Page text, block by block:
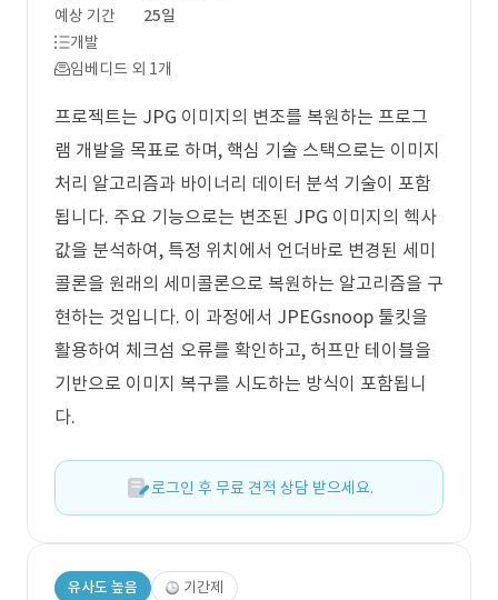
예상 기간
25일
개발
임베디드 외 1개
프로젝트는 JPG 이미지의 변조를 복원하는 프로그
램 개발을 목표로 하며, 핵심 기술 스택으로는 이미지
처리 알고리즘과 바이너리 데이터 분석 기술이 포함
됩니다. 주요 기능으로는 변조된 JPG 이미지의 헥사
값을 분석하여, 특정 위치에서 언더바로 변경된 세미
콜론을 원래의 세미콜론으로 복원하는 알고리즘을 구
현하는 것입니다. 이 과정에서 JPEGsnoop 툴킷을
활용하여 체크섬 오류를 확인하고, 허프만 테이블을
기반으로 이미지 복구를 시도하는 방식이 포함됩니
다.
로그인 후 무료 견적 상담 받으세요.
유사도 높음 기간제